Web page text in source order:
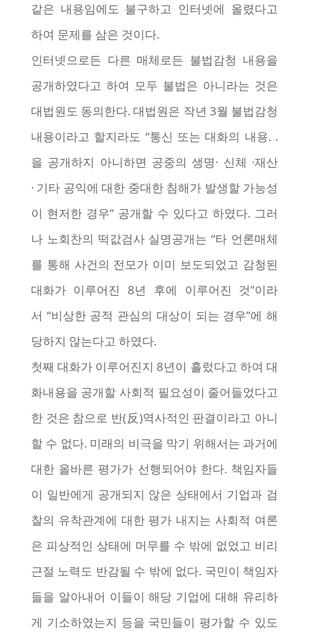
같은 내용임에도 불구하고 인터넷에 올렸다고
하여 문제를 삼은 것이다.
인터넷으로든 다른 매체로든 불법감청 내용을
공개하였다고 하여 모두 불법은 아니라는 것은
대법원도 동의한다. 대법원은 작년 3월 불법감청
내용이라고 할지라도 “통신 또는 대화의 내용. .
을 공개하지 아니하면 공중의 생명· 신체 ·재산
· 기타 공익에 대한 중대한 침해가 발생할 가능성
이 현저한 경우” 공개할 수 있다고 하였다. 그러
나 노회찬의 떡값검사 실명공개는 “타 언론매체
를 통해 사건의 전모가 이미 보도되었고 감청된
대화가 이루어진 8년 후에 이루어진 것”이라
서 “비상한 공적 관심의 대상이 되는 경우”에 해
당하지 않는다고 하였다.
첫째 대화가 이루어진지 8년이 흘렀다고 하여 대
화내용을 공개할 사회적 필요성이 줄어들었다고
한 것은 참으로 반(反)역사적인 판결이라고 아니
할 수 없다. 미래의 비극을 막기 위해서는 과거에
대한 올바른 평가가 선행되어야 한다. 책임자들
이 일반에게 공개되지 않은 상태에서 기업과 검
찰의 유착관계에 대한 평가 내지는 사회적 여론
은 피상적인 상태에 머무를 수 밖에 없었고 비리
근절 노력도 반감될 수 밖에 없다. 국민이 책임자
들을 알아내어 이들이 해당 기업에 대해 유리하
게 기소하였는지 등을 국민들이 평가할 수 있도